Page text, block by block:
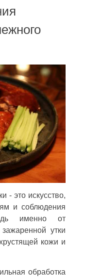
- это искусство,
и соблюдения
именно от
утки
кожи и
обработка